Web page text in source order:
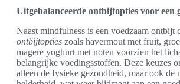
Uitgebalanceerde ontbijtopties voor een
Naast mindfulness is een voedzaam ontbijt
ontbijtopties zoals havermout met fruit,
magere yoghurt met noten voorzien het
belangrijke voedingsstoffen. Deze keuzes
alleen de fysieke gezondheid, maar ook de